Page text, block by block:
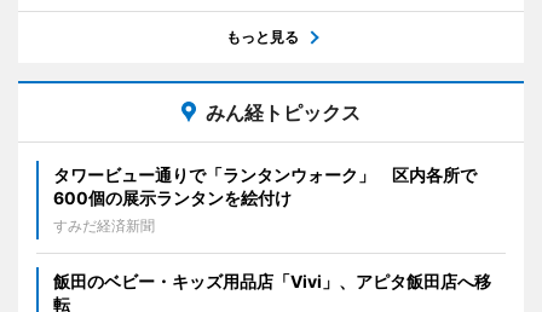
もっと見る
みん経トピックス
タワービュー通りで「ランタンウォーク」 区内各所で
600個の展示ランタンを絵付け
すみだ経済新聞
飯田のベビー・キッズ用品店「Vivi」、アピタ飯田店へ移
転